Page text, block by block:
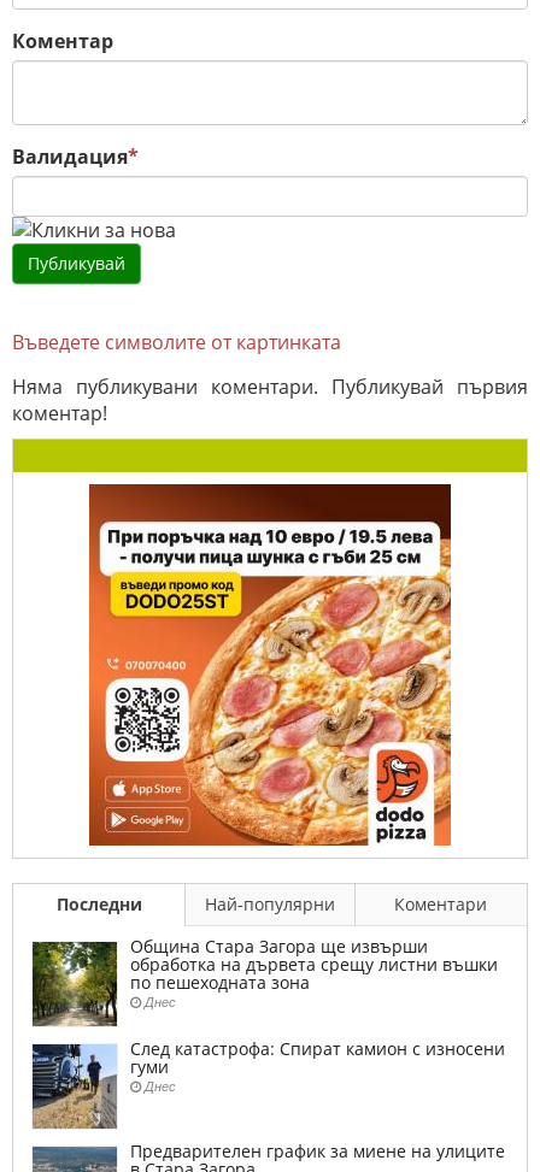
Коментар
Валидация*
Въведете символите от картинката
Няма публикувани коментари. Публикувай първия
коментар!
Последни Най-популярни
Коментари
Община Стара Загора ще извърши
обработка на дървета срещу листни въшки
по пешеходната зона
Днес
След катастрофа: Спират камион с износени
гуми
Днес
Предварителен график за миене на улиците